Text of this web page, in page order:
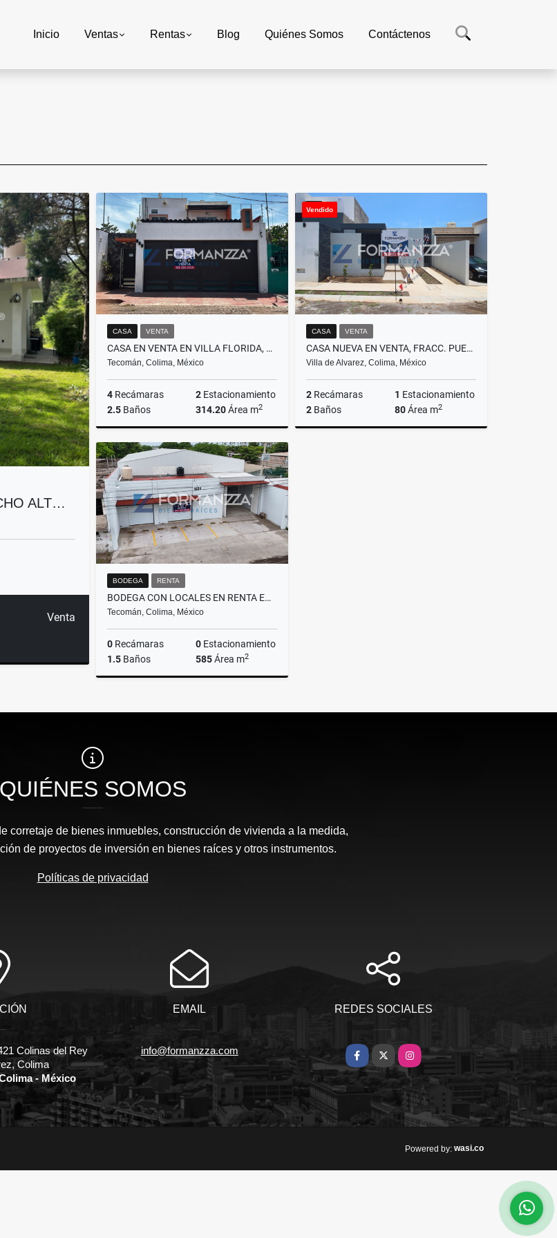
Inicio Ventas Rentas Blog Quiénes Somos Contáctenos
ALT…
Venta
CASA VENTA
CASA EN VENTA EN VILLA FLORIDA, TECOMÁN, COLIMA
Tecomán, Colima, México
4 Recámaras 2 Estacionamiento
2.5 Baños 314.20Área m2
Venta
$2,000,000
Vendido
CASA VENTA
CASA NUEVA EN VENTA, FRACC. PUERTA DE ROLÓN, VILLA DE ÁLVAREZ
Villa de Alvarez, Colima, México
2 Recámaras 1 Estacionamiento
2 Baños 80Área m2
BODEGA RENTA
BODEGA CON LOCALES EN RENTA EN ÁLVARO OBREGÓN, TECOMÁN, COLIMA
Tecomán, Colima, México
0 Recámaras 0 Estacionamiento
1.5 Baños 585Área m2
$48,500
QUIÉNES SOMOS
corretaje de bienes inmuebles, construcción de vivienda a la medida,
de proyectos de inversión en bienes raíces y otros instrumentos.
Políticas de privacidad
Colinas del Rey
Colima
- México
EMAIL
info@formanzza.com
REDES SOCIALES
Facebook
X Instagram
Powered by: wasi.co